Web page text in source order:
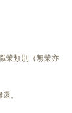
業類別（無業亦
。